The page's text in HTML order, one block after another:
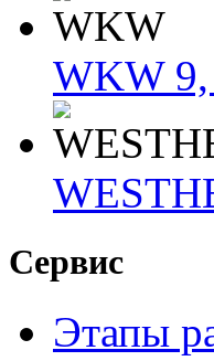
WKW 9,
Сервис
Этапы